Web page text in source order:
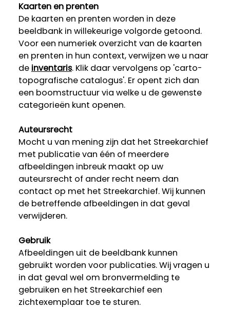
Kaarten en prenten
De kaarten en prenten worden in deze
beeldbank in willekeurige volgorde getoond.
Voor een numeriek overzicht van de kaarten
en prenten in hun context, verwijzen we u naar
de inventaris. Klik daar vervolgens op 'carto-
topografische catalogus'. Er opent zich dan
een boomstructuur via welke u de gewenste
categorieën kunt openen.
Auteursrecht
Mocht u van mening zijn dat het Streekarchief
met publicatie van één of meerdere
afbeeldingen inbreuk maakt op uw
auteursrecht of ander recht neem dan
contact op met het Streekarchief. Wij kunnen
de betreffende afbeeldingen in dat geval
verwijderen.
Gebruik
Afbeeldingen uit de beeldbank kunnen
gebruikt worden voor publicaties. Wij vragen u
in dat geval wel om bronvermelding te
gebruiken en het Streekarchief een
zichtexemplaar toe te sturen.